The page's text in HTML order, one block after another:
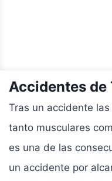
Accidentes de
Tras un accidente
tanto musculares
es una de las
un accidente por